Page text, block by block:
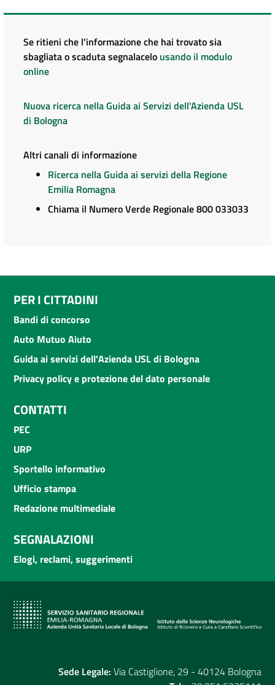
Se ritieni che l'informazione che hai trovato sia
sbagliata o scaduta segnalacelo usando il modulo
online
Nuova ricerca nella Guida ai Servizi dell'Azienda USL
di Bologna
Altri canali di informazione
Ricerca nella Guida ai servizi della Regione
Emilia Romagna
Chiama il Numero Verde Regionale 800 033033
PER I CITTADINI
Bandi di concorso
Auto Mutuo Aiuto
Guida ai servizi dell'Azienda USL di Bologna
Privacy policy e protezione del dato personale
CONTATTI
PEC
URP
Sportello informativo
Ufficio stampa
Redazione multimediale
SEGNALAZIONI
Elogi, reclami, suggerimenti
Sede Legale: Via Castiglione, 29 - 40124 Bologna